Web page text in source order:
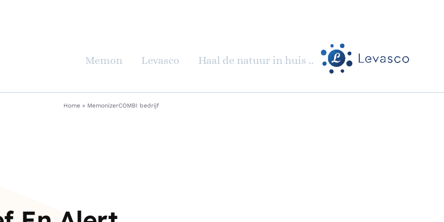
Memon Levasco Haal de natuur in huis ..
Home» MemonizerCOMBI bedrijf